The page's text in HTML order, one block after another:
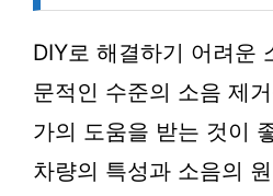
DIY로 해결하기 어려운
문적인 수준의 소음 제
가의 도움을 받는 것이
차량의 특성과 소음의